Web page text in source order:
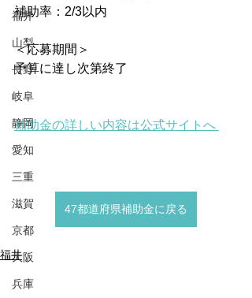
福井
山梨
長野
岐阜
静岡
愛知
三重
滋賀
京都
大阪
兵庫
補助率：2/3以内
＜応募期間＞
予算に達し次第終了
補助金の詳しい内容は公式サイトへ
47都道府県補助金に戻る
福井